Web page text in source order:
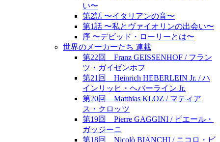
い〜
第2話 〜イタリアンの音〜
第1話 〜私とヴァイオリンの出会い〜
序 〜デビッド・ローリーとは〜
世界のメーカーたち 連載
第22回 Franz GEISSENHOF / フラン
ツ・ガイゼンホフ
第21回 Heinrich HEBERLEIN Jr. / ハ
インリッヒ・ヘバーライン Jr.
第20回 Matthias KLOZ / マティア
ス・クロッツ
第19回 Pierre GAGGINI / ピエール・
ガッジーニ
第18回 Nicolò BIANCHI / ニコロ・ビ